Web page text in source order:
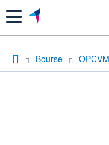
Menu
Bourse OPCVM